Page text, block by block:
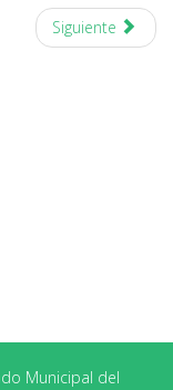
Siguiente
Municipal del